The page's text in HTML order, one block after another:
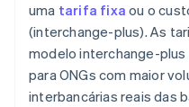
uma tarifa fixa ou o
(interchange-plus). As
modelo interchange-
para ONGs com maior
interbancárias reais das